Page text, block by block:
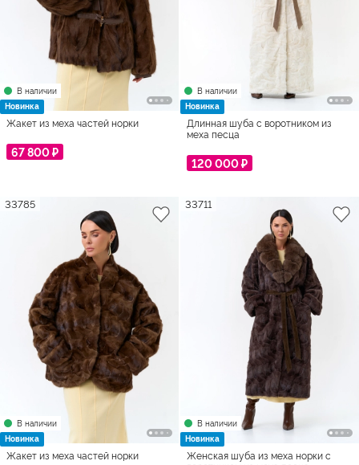
В наличии
Новинка
Жакет из меха частей норки
67 800 ₽
В наличии
Новинка
Длинная шуба с воротником из
меха песца
120 000 ₽
В наличии
Новинка
33785
Жакет из меха частей норки
В наличии
Новинка
33711
Женская шуба из меха норки с